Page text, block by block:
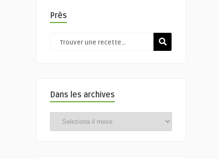
Près
Dans les archives